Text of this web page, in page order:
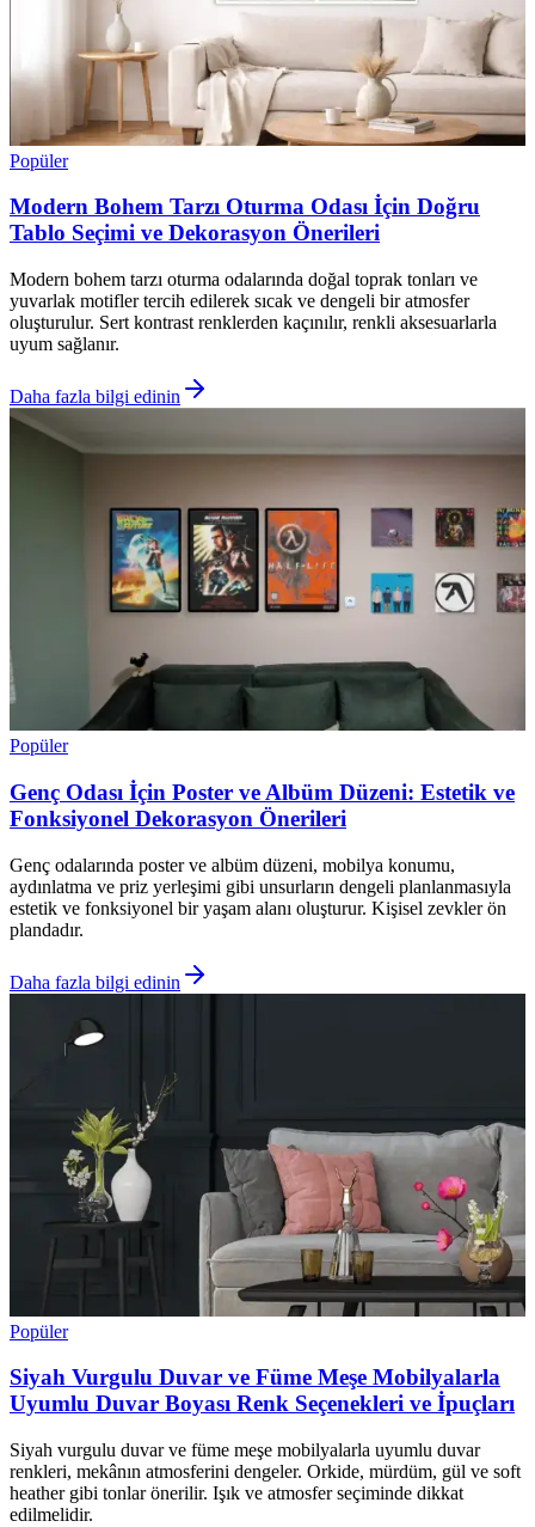
Popüler
Modern Bohem Tarzı Oturma Odası İçin Doğru
Tablo Seçimi ve Dekorasyon Önerileri
Modern bohem tarzı oturma odalarında doğal toprak tonları ve
yuvarlak motifler tercih edilerek sıcak ve dengeli bir atmosfer
oluşturulur. Sert kontrast renklerden kaçınılır, renkli aksesuarlarla
uyum sağlanır.
Daha fazla bilgi edinin
Popüler
Genç Odası İçin Poster ve Albüm Düzeni: Estetik ve
Fonksiyonel Dekorasyon Önerileri
Genç odalarında poster ve albüm düzeni, mobilya konumu,
aydınlatma ve priz yerleşimi gibi unsurların dengeli planlanmasıyla
estetik ve fonksiyonel bir yaşam alanı oluşturur. Kişisel zevkler ön
plandadır.
Daha fazla bilgi edinin
Popüler
Siyah Vurgulu Duvar ve Füme Meşe Mobilyalarla
Uyumlu Duvar Boyası Renk Seçenekleri ve İpuçları
Siyah vurgulu duvar ve füme meşe mobilyalarla uyumlu duvar
renkleri, mekânın atmosferini dengeler. Orkide, mürdüm, gül ve soft
heather gibi tonlar önerilir. Işık ve atmosfer seçiminde dikkat
edilmelidir.